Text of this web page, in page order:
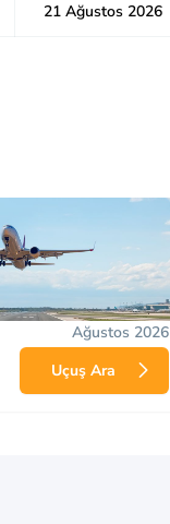
21 Ağustos 2026
Ağustos 2026
Uçuş Ara